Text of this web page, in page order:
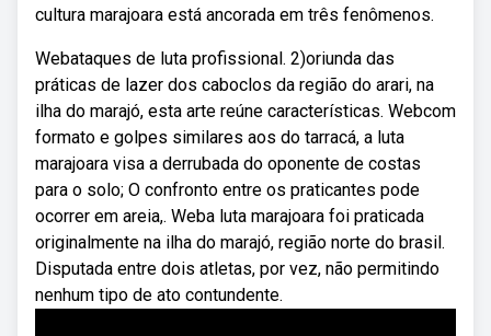
cultura marajoara está ancorada em três fenômenos.
Webataques de luta profissional. 2)oriunda das
práticas de lazer dos caboclos da região do arari, na
ilha do marajó, esta arte reúne características. Webcom
formato e golpes similares aos do tarracá, a luta
marajoara visa a derrubada do oponente de costas
para o solo; O confronto entre os praticantes pode
ocorrer em areia,. Weba luta marajoara foi praticada
originalmente na ilha do marajó, região norte do brasil.
Disputada entre dois atletas, por vez, não permitindo
nenhum tipo de ato contundente.